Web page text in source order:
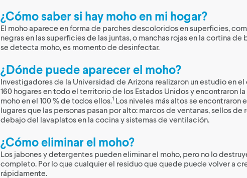
¿Cómo saber si hay moho en mi hogar?
El moho aparece en forma de parches descoloridos en superficies,
negras en las superficies de las juntas, o manchas rojas en la cortina de
se detecta moho, es momento de desinfectar.
¿Dónde puede aparecer el moho?
Investigadores de la Universidad de Arizona realizaron un estudio en el
160 hogares en todo el territorio de los Estados Unidos y encontraron
moho en el 100 % de todos ellos.1 Los niveles más altos se encontraron
lugares que las personas pasan por alto: marcos de ventanas, sellos de
debajo del lavaplatos en la cocina y sistemas de ventilación.
¿Cómo eliminar el moho?
Los jabones y detergentes pueden eliminar el moho, pero no lo
completo. Por lo que cualquier el residuo que quede puede volver a
rápidamente.